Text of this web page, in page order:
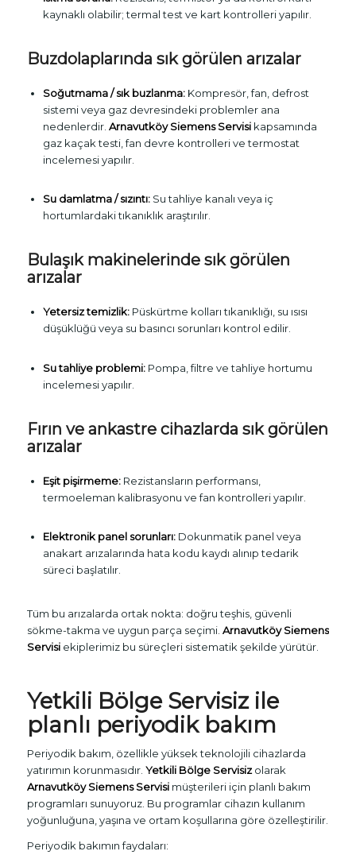
kaynaklı olabilir; termal test ve kart kontrolleri yapılır.
Buzdolaplarında sık görülen arızalar
Soğutmama / sık buzlanma:Kompresör, fan, defrost
sistemi veya gaz devresindeki problemler ana
nedenlerdir. Arnavutköy Siemens Servisikapsamında
gaz kaçak testi, fan devre kontrolleri ve termostat
incelemesi yapılır.
Su damlatma / sızıntı:Su tahliye kanalı veya iç
hortumlardaki tıkanıklık araştırılır.
Bulaşık makinelerinde sık görülen
arızalar
Yetersiz temizlik:Püskürtme kolları tıkanıklığı, su ısısı
düşüklüğü veya su basıncı sorunları kontrol edilir.
Su tahliye problemi:Pompa, filtre ve tahliye hortumu
incelemesi yapılır.
Fırın ve ankastre cihazlarda sık görülen
arızalar
Eşit pişirmeme:Rezistansların performansı,
termoeleman kalibrasyonu ve fan kontrolleri yapılır.
Elektronik panel sorunları:Dokunmatik panel veya
anakart arızalarında hata kodu kaydı alınıp tedarik
süreci başlatılır.
Tüm bu arızalarda ortak nokta: doğru teşhis, güvenli
sökme-takma ve uygun parça seçimi. Arnavutköy Siemens
Servisiekiplerimiz bu süreçleri sistematik şekilde yürütür.
Yetkili Bölge Servisiz ile
planlı periyodik bakım
Periyodik bakım, özellikle yüksek teknolojili cihazlarda
yatırımın korunmasıdır. Yetkili Bölge Servisizolarak
Arnavutköy Siemens Servisimüşterileri için planlı bakım
programları sunuyoruz. Bu programlar cihazın kullanım
yoğunluğuna, yaşına ve ortam koşullarına göre özelleştirilir.
Periyodik bakımın faydaları: